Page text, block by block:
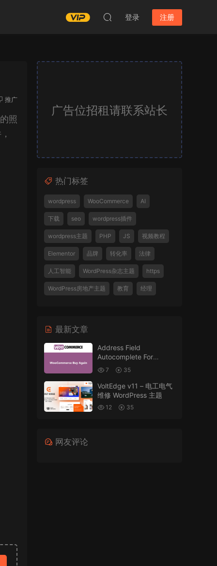
登录 注册
推广
照
广告位招租请联系站长
热门标签
wordpress WooCommerce AI
下载 seo wordpress插件
wordpress主题 PHP JS 视频教程
Elementor 品牌 转化率 法律
人工智能 WordPress杂志主题 https
WordPress房地产主题 教育 经理
最新文章
Address Field
Autocomplete For
WooCommerce v1.3.2
7 35
VoltEdge v11 – 电工电气
维修 WordPress 主题
12 35
网友评论